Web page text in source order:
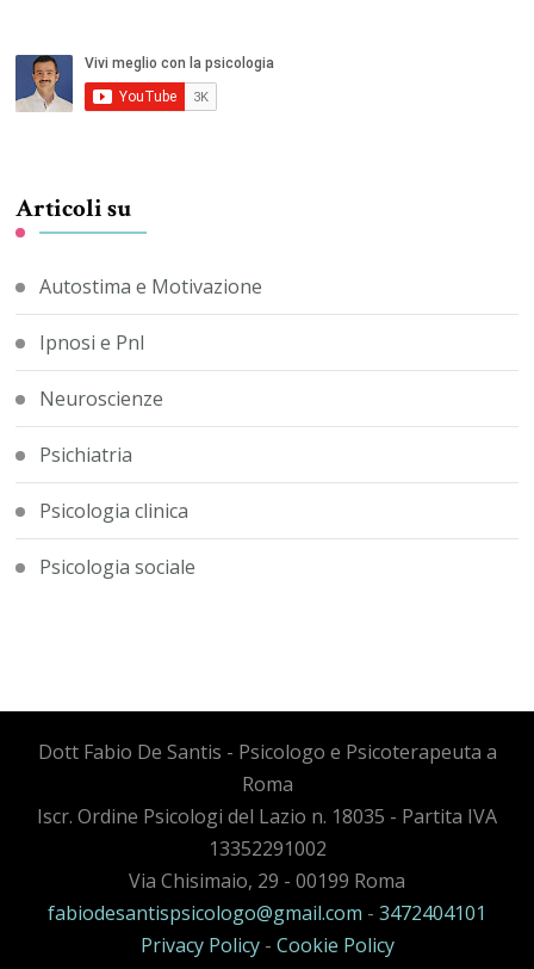
Articoli su
Autostima e Motivazione
Ipnosi e Pnl
Neuroscienze
Psichiatria
Psicologia clinica
Psicologia sociale
Dott Fabio De Santis - Psicologo e Psicoterapeuta a
Roma
Iscr. Ordine Psicologi del Lazio n. 18035 - Partita IVA
13352291002
Via Chisimaio, 29 - 00199 Roma
fabiodesantispsicologo@gmail.com - 3472404101
Privacy Policy- Cookie Policy